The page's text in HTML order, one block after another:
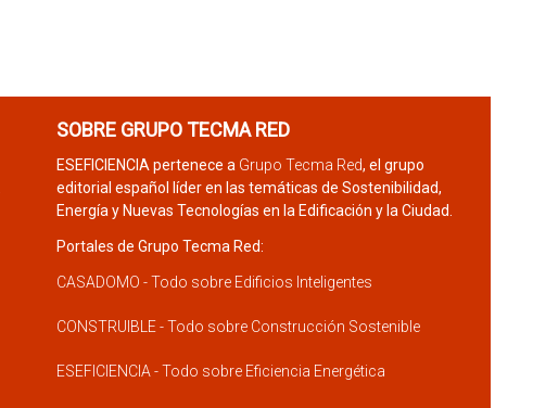
SOBRE GRUPO TECMA RED
ESEFICIENCIA pertenece a Grupo Tecma Red, el grupo
editorial español líder en las temáticas de Sostenibilidad,
Energía y Nuevas Tecnologías en la Edificación y la Ciudad.
Portales de Grupo Tecma Red:
CASADOMO - Todo sobre Edificios Inteligentes
CONSTRUIBLE - Todo sobre Construcción Sostenible
ESEFICIENCIA - Todo sobre Eficiencia Energética